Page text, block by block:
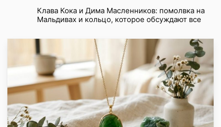
Клава Кока и Дима Масленников: помолвка на
Мальдивах и кольцо, которое обсуждают все